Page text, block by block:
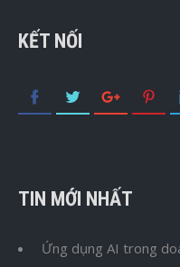
KẾT NỐI
TIN MỚI NHẤT
Ứng dụng AI trong